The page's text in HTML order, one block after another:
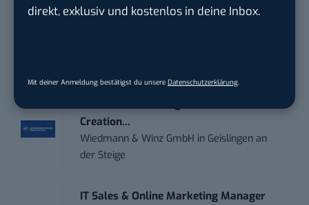
direkt, exklusiv und kostenlos in deine Inbox.
Mit deiner Anmeldung bestätigst du unsere Datenschutzerklärung
Creation...
Wiedmann & Winz GmbH in Geislingen an
der Steige
IT Sales & Online Marketing Manager